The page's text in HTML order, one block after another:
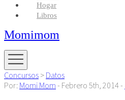
Hogar
Libros
Momimom
Concursos > Datos
Por: Momi Mom - Febrero 5th, 2014 -